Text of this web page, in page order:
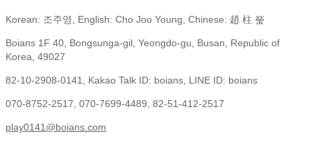
Korean: 조주영, English: Cho Joo Young, Chinese: 趙 柱 瑩
Boians 1F 40, Bongsunga-gil, Yeongdo-gu, Busan, Republic of
Korea, 49027
82-10-2908-0141, Kakao Talk ID: boians, LINE ID: boians
070-8752-2517, 070-7699-4489, 82-51-412-2517
play0141@boians.com